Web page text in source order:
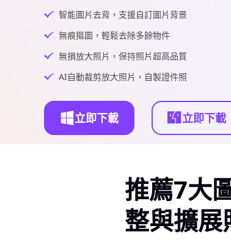
智能圖片去背，支援自訂圖片背景
無痕摳圖，輕鬆去除多餘物件
無損放大照片，保持照片超高品質
AI自動裁剪放大照片，自製證件照
立即下載 立即下載
推薦7大
整與擴展